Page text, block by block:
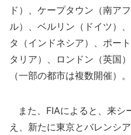
ド）、ケープタウン（南ア
ル）、ベルリン（ドイツ）
タ（インドネシア）、ポー
タリア）、ロンドン（英国
（一部の都市は複数開催）。
また、FIAによると、来シ
え、新たに東京とバレンシ